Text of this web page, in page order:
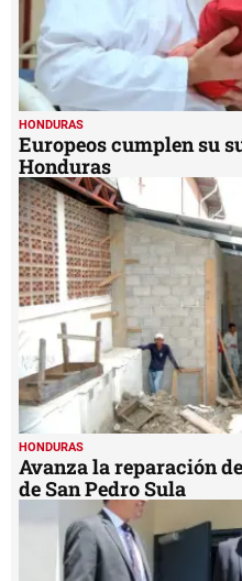
HONDURAS
Europeos cumplen su
Honduras
HONDURAS
Avanza la reparación
de San Pedro Sula